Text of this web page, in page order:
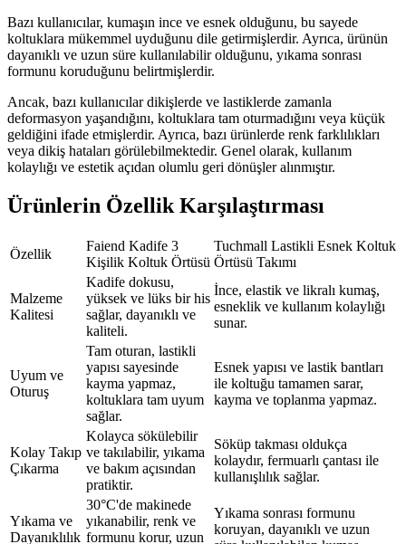
Bazı kullanıcılar, kumaşın ince ve esnek olduğunu, bu sayede
koltuklara mükemmel uyduğunu dile getirmişlerdir. Ayrıca, ürünün
dayanıklı ve uzun süre kullanılabilir olduğunu, yıkama sonrası
formunu koruduğunu belirtmişlerdir.
Ancak, bazı kullanıcılar dikişlerde ve lastiklerde zamanla
deformasyon yaşandığını, koltuklara tam oturmadığını veya küçük
geldiğini ifade etmişlerdir. Ayrıca, bazı ürünlerde renk farklılıkları
veya dikiş hataları görülebilmektedir. Genel olarak, kullanım
kolaylığı ve estetik açıdan olumlu geri dönüşler alınmıştır.
Ürünlerin Özellik Karşılaştırması
Özellik
Faiend Kadife 3
Kişilik Koltuk Örtüsü
Tuchmall Lastikli Esnek Koltuk
Örtüsü Takımı
Malzeme
Kalitesi
Kadife dokusu,
yüksek ve lüks bir his
sağlar, dayanıklı ve
kaliteli.
İnce, elastik ve likralı kumaş,
esneklik ve kullanım kolaylığı
sunar.
Uyum ve
Oturuş
Tam oturan, lastikli
yapısı sayesinde
kayma yapmaz,
koltuklara tam uyum
sağlar.
Esnek yapısı ve lastik bantları
ile koltuğu tamamen sarar,
kayma ve toplanma yapmaz.
Kolay Takıp
Çıkarma
Kolayca sökülebilir
ve takılabilir, yıkama
ve bakım açısından
pratiktir.
Söküp takması oldukça
kolaydır, fermuarlı çantası ile
kullanışlılık sağlar.
Yıkama ve
Dayanıklılık
30°C'de makinede
yıkanabilir, renk ve
formunu korur, uzun
Yıkama sonrası formunu
koruyan, dayanıklı ve uzun